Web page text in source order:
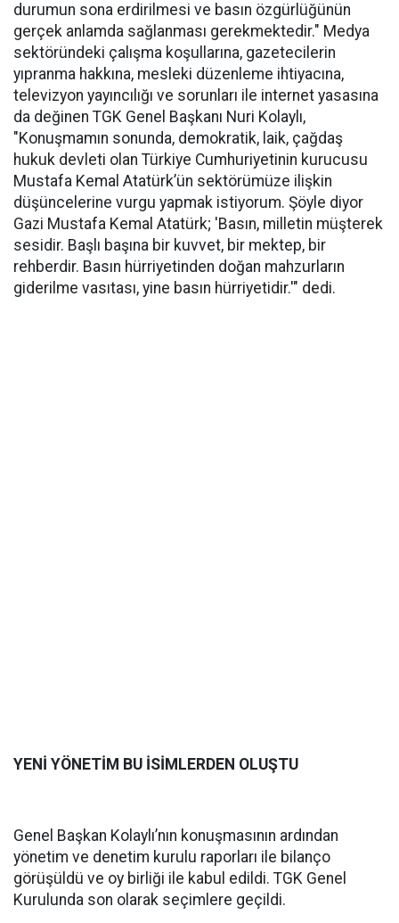
durumun sona erdirilmesi ve basın özgürlüğünün
gerçek anlamda sağlanması gerekmektedir." Medya
sektöründeki çalışma koşullarına, gazetecilerin
yıpranma hakkına, mesleki düzenleme ihtiyacına,
televizyon yayıncılığı ve sorunları ile internet yasasına
da değinen TGK Genel Başkanı Nuri Kolaylı,
"Konuşmamın sonunda, demokratik, laik, çağdaş
hukuk devleti olan Türkiye Cumhuriyetinin kurucusu
Mustafa Kemal Atatürk’ün sektörümüze ilişkin
düşüncelerine vurgu yapmak istiyorum. Şöyle diyor
Gazi Mustafa Kemal Atatürk; 'Basın, milletin müşterek
sesidir. Başlı başına bir kuvvet, bir mektep, bir
rehberdir. Basın hürriyetinden doğan mahzurların
giderilme vasıtası, yine basın hürriyetidir.'" dedi.
YENİ YÖNETİM BU İSİMLERDEN OLUŞTU
Genel Başkan Kolaylı’nın konuşmasının ardından
yönetim ve denetim kurulu raporları ile bilanço
görüşüldü ve oy birliği ile kabul edildi. TGK Genel
Kurulunda son olarak seçimlere geçildi.